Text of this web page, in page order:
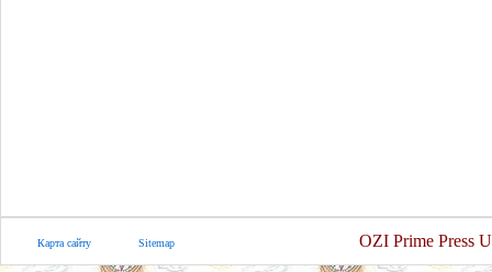
Карта сайту Sitemap OZI Prime Press